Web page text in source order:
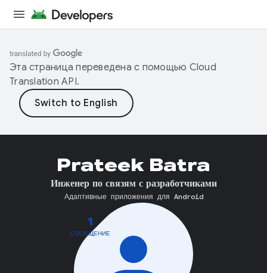
Эта страница переведена с помощью Cloud
Translation API.
1
СООБЩЕНИЕ
Prateek Batra
Инженер по связям с разработчиками
Адаптивные приложения для Android